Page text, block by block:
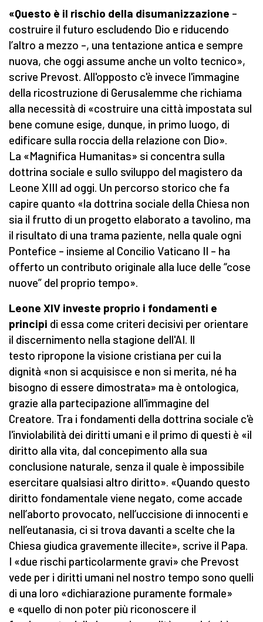
«Questo è il rischio della disumanizzazione –
costruire il futuro escludendo Dio e riducendo
l’altro a mezzo –, una tentazione antica e sempre
nuova, che oggi assume anche un volto tecnico»,
scrive Prevost. All'opposto c'è invece l'immagine
della ricostruzione di Gerusalemme che richiama
alla necessità di «costruire una città impostata sul
bene comune esige, dunque, in primo luogo, di
edificare sulla roccia della relazione con Dio».
La «Magnifica Humanitas» si concentra sulla
dottrina sociale e sullo sviluppo del magistero da
Leone XIII ad oggi. Un percorso storico che fa
capire quanto «la dottrina sociale della Chiesa non
sia il frutto di un progetto elaborato a tavolino, ma
il risultato di una trama paziente, nella quale ogni
Pontefice – insieme al Concilio Vaticano II – ha
offerto un contributo originale alla luce delle “cose
nuove” del proprio tempo».
Leone XIV investe proprio i fondamenti e
principi di essa come criteri decisivi per orientare
il discernimento nella stagione dell'AI. Il
testo ripropone la visione cristiana per cui la
dignità «non si acquisisce e non si merita, né ha
bisogno di essere dimostrata» ma è ontologica,
grazie alla partecipazione all'immagine del
Creatore. Tra i fondamenti della dottrina sociale c'è
l'inviolabilità dei diritti umani e il primo di questi è «il
diritto alla vita, dal concepimento alla sua
conclusione naturale, senza il quale è impossibile
esercitare qualsiasi altro diritto». «Quando questo
diritto fondamentale viene negato, come accade
nell’aborto provocato, nell’uccisione di innocenti e
nell’eutanasia, ci si trova davanti a scelte che la
Chiesa giudica gravemente illecite», scrive il Papa.
I «due rischi particolarmente gravi» che Prevost
vede per i diritti umani nel nostro tempo sono quelli
di una loro «dichiarazione puramente formale»
e «quello di non poter più riconoscere il